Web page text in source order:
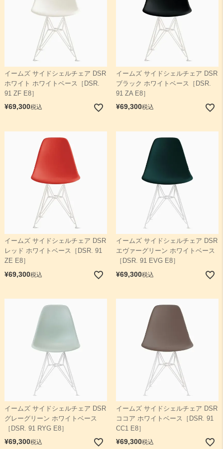
イームズ サイドシェルチェア DSR
ホワイト ホワイトベース［DSR.
91 ZF E8］
¥69,300税込
イームズ サイドシェルチェア DSR
ブラック ホワイトベース［DSR.
91 ZA E8］
¥69,300税込
イームズ サイドシェルチェア DSR
レッド ホワイトベース［DSR. 91
ZE E8］
¥69,300税込
イームズ サイドシェルチェア DSR
エヴァーグリーン ホワイトベース
［DSR. 91 EVG E8］
¥69,300税込
イームズ サイドシェルチェア DSR
グレーグリーン ホワイトベース
［DSR. 91 RYG E8］
¥69,300税込
イームズ サイドシェルチェア DSR
ココア ホワイトベース［DSR. 91
CC1 E8］
¥69,300税込